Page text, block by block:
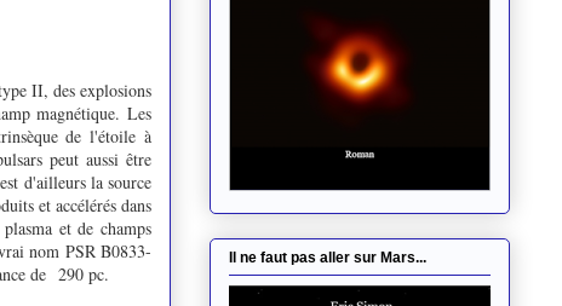
II, des explosions
magnétique. Les
de l'étoile à
peut aussi être
d'ailleurs la source
et accélérés dans
et de champs
nom PSR B0833-
de 290 pc.
Il ne faut pas aller sur Mars...